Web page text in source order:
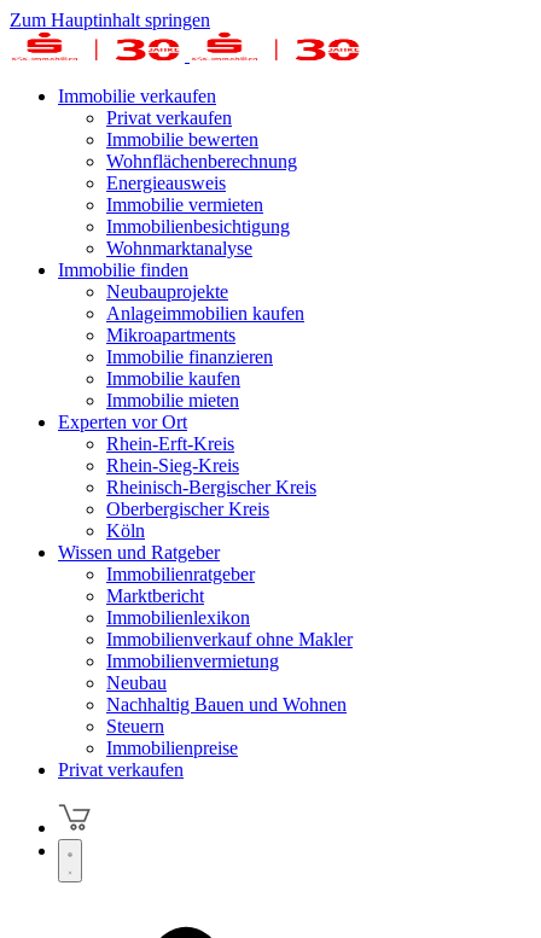
Zum Hauptinhalt springen
Immobilie verkaufen
Privat verkaufen
Immobilie bewerten
Wohnflächenberechnung
Energieausweis
Immobilie vermieten
Immobilienbesichtigung
Wohnmarktanalyse
Immobilie finden
Neubauprojekte
Anlageimmobilien kaufen
Mikroapartments
Immobilie finanzieren
Immobilie kaufen
Immobilie mieten
Experten vor Ort
Rhein-Erft-Kreis
Rhein-Sieg-Kreis
Rheinisch-Bergischer Kreis
Oberbergischer Kreis
Köln
Wissen und Ratgeber
Immobilienratgeber
Marktbericht
Immobilienlexikon
Immobilienverkauf ohne Makler
Immobilienvermietung
Neubau
Nachhaltig Bauen und Wohnen
Steuern
Immobilienpreise
Privat verkaufen